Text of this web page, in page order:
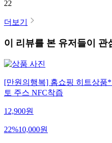
22
더보기
이 리뷰를 본 유저들이 관
[만원의행복] 홈쇼핑 히트상품
토 주스 NFC착즙
12,900원
22%10,000원